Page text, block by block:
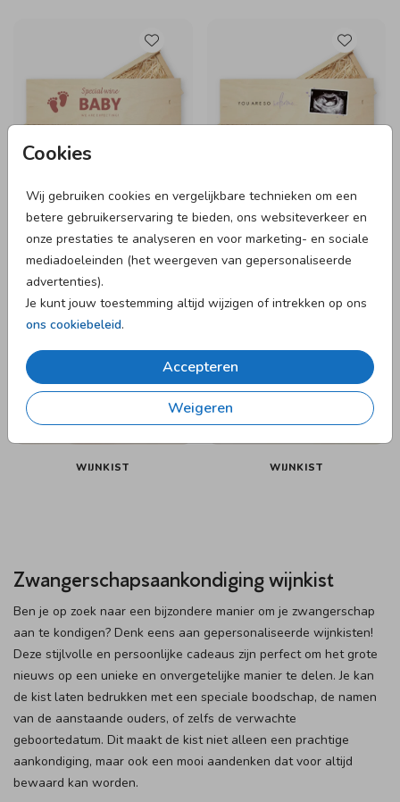
Cookies
Wij gebruiken cookies en vergelijkbare technieken om een
betere gebruikerservaring te bieden, ons websiteverkeer en
onze prestaties te analyseren en voor marketing- en sociale
mediadoeleinden (het weergeven van gepersonaliseerde
advertenties).
Je kunt jouw toestemming altijd wijzigen of intrekken op ons
ons cookiebeleid.
Accepteren
Weigeren
WIJNKIST WIJNKIST
WIJNKIST WIJNKIST
Zwangerschapsaankondiging wijnkist
Ben je op zoek naar een bijzondere manier om je zwangerschap
aan te kondigen? Denk eens aan gepersonaliseerde wijnkisten!
Deze stijlvolle en persoonlijke cadeaus zijn perfect om het grote
nieuws op een unieke en onvergetelijke manier te delen. Je kan
de kist laten bedrukken met een speciale boodschap, de namen
van de aanstaande ouders, of zelfs de verwachte
geboortedatum. Dit maakt de kist niet alleen een prachtige
aankondiging, maar ook een mooi aandenken dat voor altijd
bewaard kan worden.